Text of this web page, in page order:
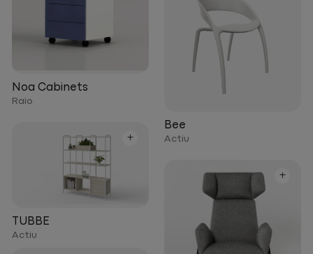
Noa Cabinets
Raio
Bee
Actiu
+
TUBBE
Actiu
+